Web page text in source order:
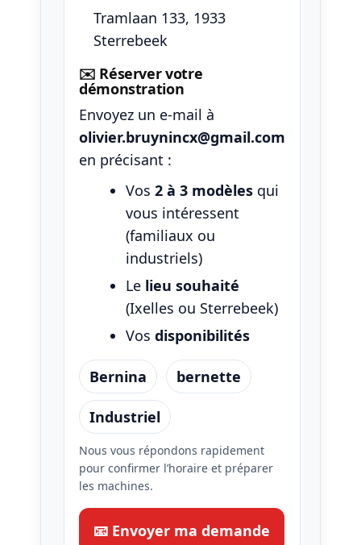
Tramlaan 133, 1933
Sterrebeek
✉️ Réserver votre
démonstration
Envoyez un e-mail à
olivier.bruynincx@gmail.com
en précisant :
Vos 2 à 3 modèles qui
vous intéressent
(familiaux ou
industriels)
Le lieu souhaité
(Ixelles ou Sterrebeek)
Vos disponibilités
Bernina bernette
Industriel
Nous vous répondons rapidement
pour confirmer l’horaire et préparer
les machines.
📧 Envoyer ma demande